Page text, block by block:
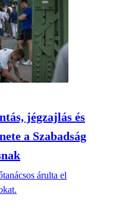
jégzajlás és
a Szabadság
árulta el